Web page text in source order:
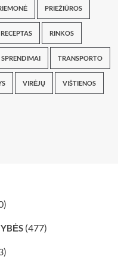
PRIEŽIŪROS
RECEPTAS RINKOS
SPRENDIMAI TRANSPORTO
VIRĖJŲ VIŠTIENOS
(477)